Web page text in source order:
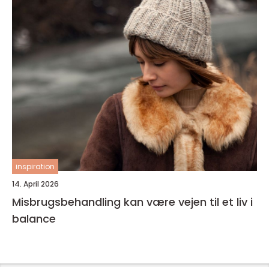
inspiration
14. April 2026
Misbrugsbehandling kan være vejen til et liv i
balance